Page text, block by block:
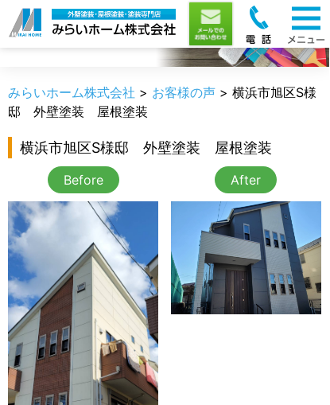
お客様の声
みらいホーム株式会社 > お客様の声 > 横浜市旭区S様
邸 外壁塗装 屋根塗装
横浜市旭区S様邸 外壁塗装 屋根塗装
Before After